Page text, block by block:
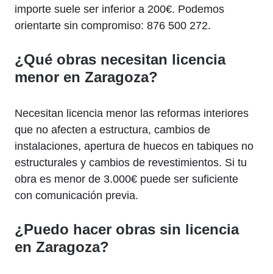
importe suele ser inferior a 200€. Podemos
orientarte sin compromiso: 876 500 272.
¿Qué obras necesitan licencia
menor en Zaragoza?
Necesitan licencia menor las reformas interiores
que no afecten a estructura, cambios de
instalaciones, apertura de huecos en tabiques no
estructurales y cambios de revestimientos. Si tu
obra es menor de 3.000€ puede ser suficiente
con comunicación previa.
¿Puedo hacer obras sin licencia
en Zaragoza?